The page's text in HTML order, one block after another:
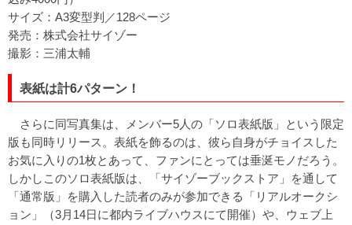
サイズ：A3変型判／128ページ
発売：株式会社サイゾー
撮影：三浦太輔
表紙は計6パターン！
さらに同写真集は、メンバー5人の「ソロ表紙版」という限定
版も同時リリース。表紙を飾るのは、彼ら自身がチョイスした
お気に入りの1枚とあって、ファンにとっては垂涎モノだろう。
しかしこのソロ表紙版は、「サイゾーブックストア」を通して
「通常版」を購入した読者のみが参加できる「リアルオークシ
ョン」（3月14日に都内ライブハウスにて開催）や、ウェブ上